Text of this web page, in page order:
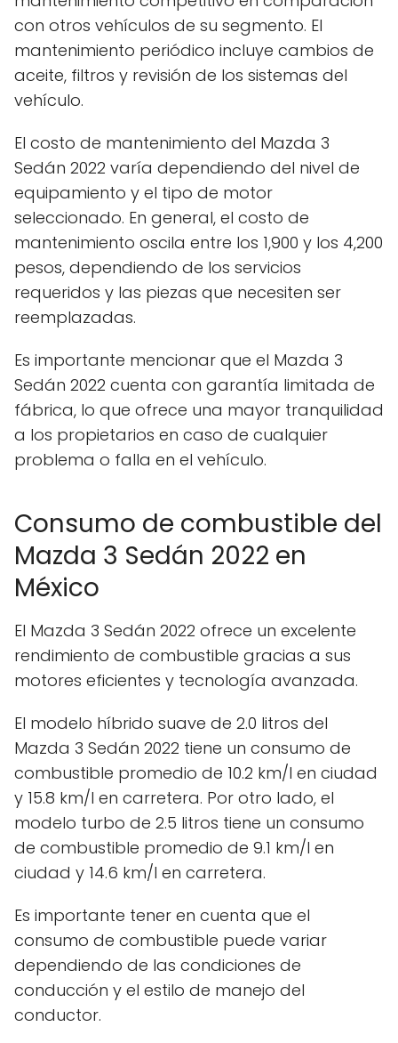
con otros vehículos de su segmento. El
mantenimiento periódico incluye cambios de
aceite, filtros y revisión de los sistemas del
vehículo.
El costo de mantenimiento del Mazda 3
Sedán 2022 varía dependiendo del nivel de
equipamiento y el tipo de motor
seleccionado. En general, el costo de
mantenimiento oscila entre los 1,900 y los 4,200
pesos, dependiendo de los servicios
requeridos y las piezas que necesiten ser
reemplazadas.
Es importante mencionar que el Mazda 3
Sedán 2022 cuenta con garantía limitada de
fábrica, lo que ofrece una mayor tranquilidad
a los propietarios en caso de cualquier
problema o falla en el vehículo.
Consumo de combustible del
Mazda 3 Sedán 2022 en
México
El Mazda 3 Sedán 2022 ofrece un excelente
rendimiento de combustible gracias a sus
motores eficientes y tecnología avanzada.
El modelo híbrido suave de 2.0 litros del
Mazda 3 Sedán 2022 tiene un consumo de
combustible promedio de 10.2 km/l en ciudad
y 15.8 km/l en carretera. Por otro lado, el
modelo turbo de 2.5 litros tiene un consumo
de combustible promedio de 9.1 km/l en
ciudad y 14.6 km/l en carretera.
Es importante tener en cuenta que el
consumo de combustible puede variar
dependiendo de las condiciones de
conducción y el estilo de manejo del
conductor.